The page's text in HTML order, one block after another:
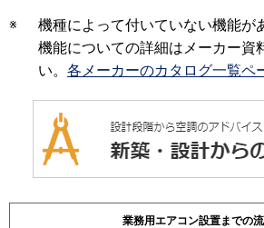
※
機種によって付いていない機能が
機能についての詳細はメーカー資
い。 各メーカーのカタログ一覧ペ
業務用エアコン設置までの